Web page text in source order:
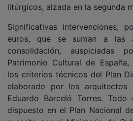
euros, que se suman a las
consolidación, auspiciadas
Patrimonio Cultural de
los criterios técnicos del Plan
elaborado por los arquitectos
Eduardo Barceló Torres.
dispuesto en el Plan Nacional
suscrito por el Ministerio de